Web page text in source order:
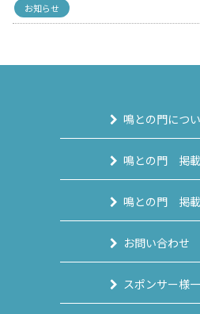
お知らせ
鳴との門につ
鳴との門 掲
鳴との門 掲
お問い合わせ
スポンサー様